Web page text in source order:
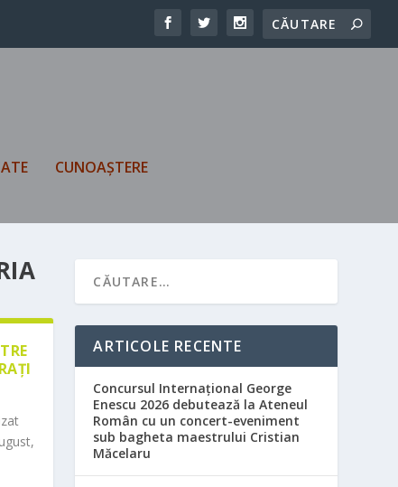
CUNOAȘTERE
ARTICOLE RECENTE
Concursul Internațional George
Enescu 2026 debutează la Ateneul
Român cu un concert-eveniment
sub bagheta maestrului Cristian
Măcelaru